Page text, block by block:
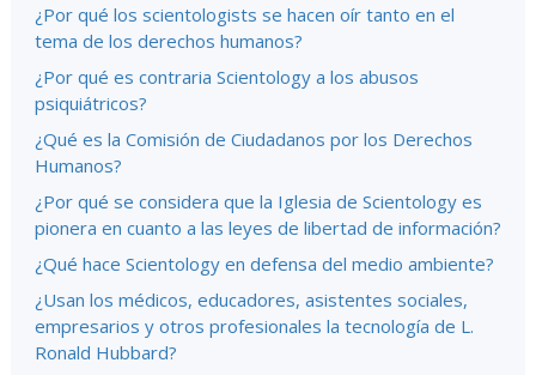
¿Por qué los scientologists se hacen oír tanto en el
tema de los derechos humanos?
¿Por qué es contraria Scientology a los abusos
psiquiátricos?
¿Qué es la Comisión de Ciudadanos por los Derechos
Humanos?
¿Por qué se considera que la Iglesia de Scientology es
pionera en cuanto a las leyes de libertad de información?
¿Qué hace Scientology en defensa del medio ambiente?
¿Usan los médicos, educadores, asistentes sociales,
empresarios y otros profesionales la tecnología de L.
Ronald Hubbard?